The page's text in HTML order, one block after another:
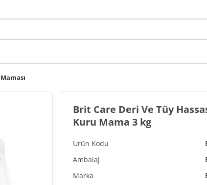
Brit Care Deri Ve Tüy
Kuru Mama 3 kg